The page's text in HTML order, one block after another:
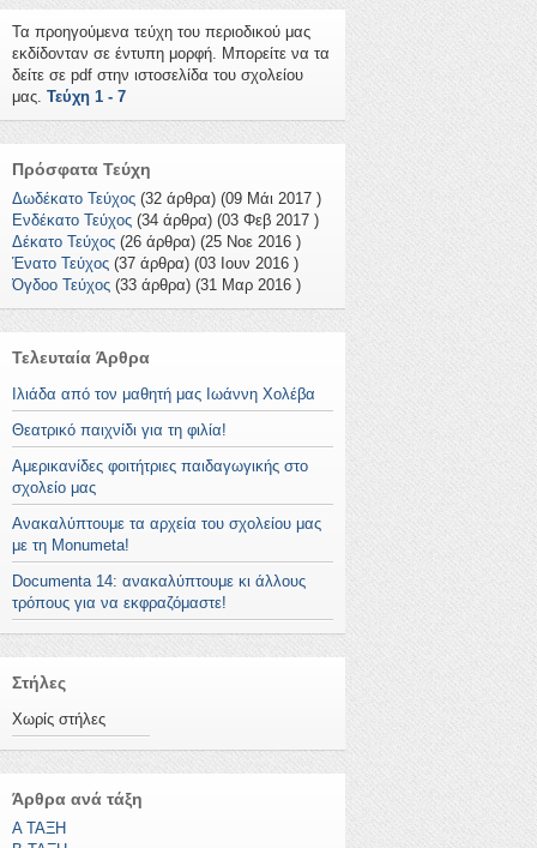
Τα προηγούμενα τεύχη του περιοδικού μας
εκδίδονταν σε έντυπη μορφή. Μπορείτε να τα
δείτε σε pdf στην ιστοσελίδα του σχολείου
μας. Τεύχη 1 - 7
Πρόσφατα Τεύχη
Δωδέκατο Τεύχος (32 άρθρα) (09 Μάι 2017 )
Ενδέκατο Τεύχος (34 άρθρα) (03 Φεβ 2017 )
Δέκατο Τεύχος (26 άρθρα) (25 Νοε 2016 )
Ένατο Τεύχος (37 άρθρα) (03 Ιουν 2016 )
Όγδοο Τεύχος (33 άρθρα) (31 Μαρ 2016 )
Τελευταία Άρθρα
Ιλιάδα από τον μαθητή μας Ιωάννη Χολέβα
Θεατρικό παιχνίδι για τη φιλία!
Αμερικανίδες φοιτήτριες παιδαγωγικής στο
σχολείο μας
Ανακαλύπτουμε τα αρχεία του σχολείου μας
με τη Monumeta!
Documenta 14: ανακαλύπτουμε κι άλλους
τρόπους για να εκφραζόμαστε!
Στήλες
Χωρίς στήλες
Άρθρα ανά τάξη
Α ΤΑΞΗ